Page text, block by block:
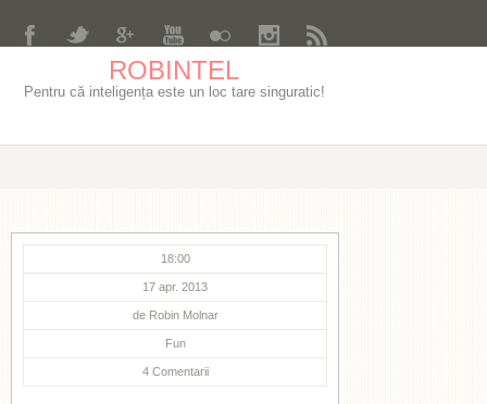
ROBINTEL
Pentru că inteligența este un loc tare singuratic!
18:00
17 apr. 2013
de Robin Molnar
Fun
4 Comentarii